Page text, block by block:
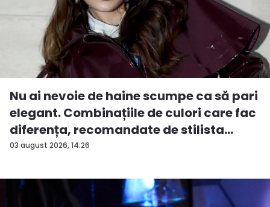
03 august 2026, 14:26
Nu ai nevoie de haine scumpe ca să pari
elegant. Combinațiile de culori care fac
diferența, recomandate de stilista
Andreea-Nicoleta Gu...